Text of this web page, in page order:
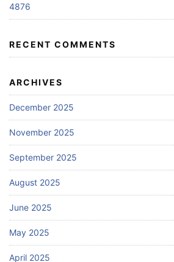
4876
RECENT COMMENTS
ARCHIVES
December 2025
November 2025
September 2025
August 2025
June 2025
May 2025
April 2025